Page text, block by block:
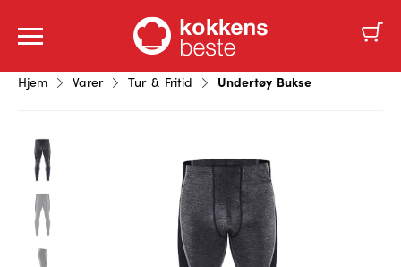
Hjem Varer Tur & Fritid Undertøy Bukse